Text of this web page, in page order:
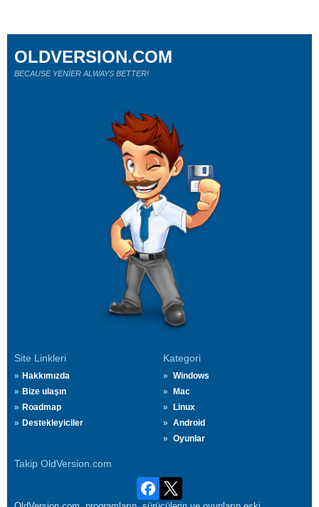
Site Linkleri
Hakkımızda
Bize ulaşın
Roadmap
Destekleyiciler
Kategori
Windows
Mac
Linux
Android
Oyunlar
Takip OldVersion.com
OLDVERSION.COM
BECAUSE YENİER ALWAYS BETTER!